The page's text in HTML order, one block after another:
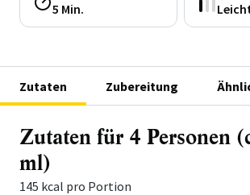
5 Min.
Zutaten Zubereitung
Zutaten für 4 Personen
ml)
145 kcal pro Portion